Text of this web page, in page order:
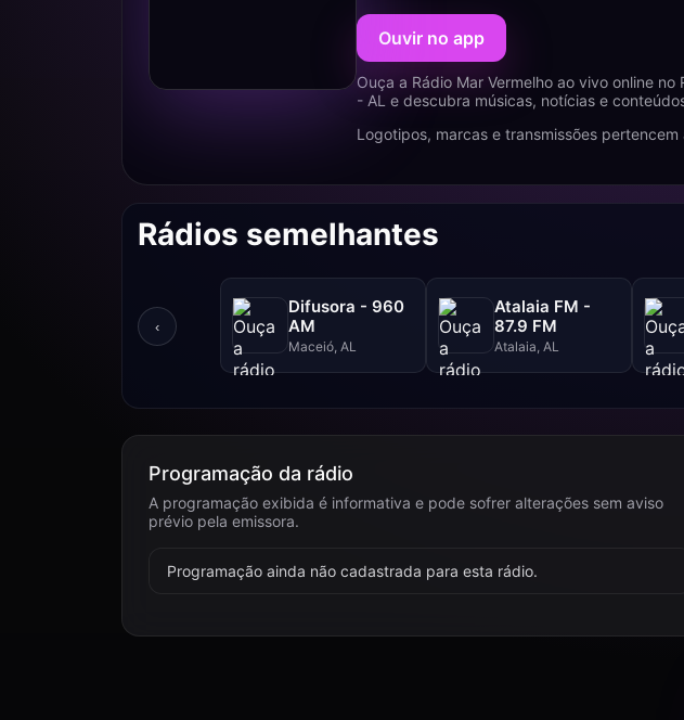
Ouvir no app
Ouça a Rádio Mar Vermelho ao vivo online
- AL e descubra músicas, notícias e
Logotipos, marcas e transmissões
Rádios semelhantes
‹
Difusora - 960
AM
Maceió, AL
Atalaia FM -
87.9 FM
Atalaia, AL
Programação da rádio
A programação exibida é informativa e pode sofrer alterações sem aviso
prévio pela emissora.
Programação ainda não cadastrada para esta rádio.